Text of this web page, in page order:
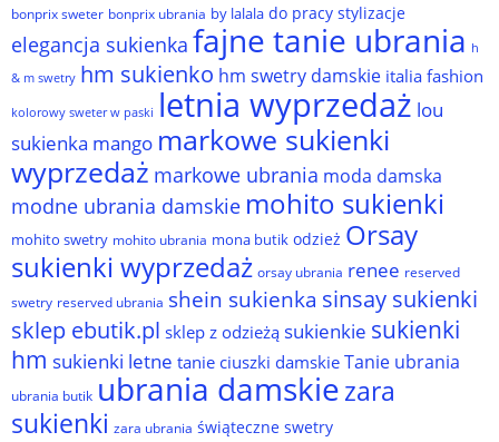
bonprix sweter bonprix ubrania by lalala do pracy stylizacje
elegancja sukienka fajne tanie ubrania h
& m swetry hm sukienko hm swetry damskie italia fashion
kolorowy sweter w paski letnia wyprzedaż lou
sukienka mango markowe sukienki
wyprzedaż markowe ubrania moda damska
modne ubrania damskie mohito sukienki
mohito swetry mohito ubrania mona butik odzież Orsay
sukienki wyprzedaż orsay ubrania renee reserved
swetry reserved ubrania shein sukienka sinsay sukienki
sklep ebutik.pl sklep z odzieżą sukienkie sukienki
hm sukienki letne tanie ciuszki damskie Tanie ubrania
ubrania butik ubrania damskiezara
sukienki zara ubrania świąteczne swetry